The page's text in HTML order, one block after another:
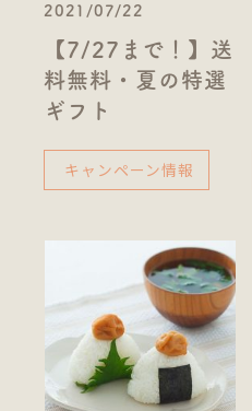
2021/07/22
【7/27まで！】送
料無料・夏の特選
ギフト
キャンペーン情報